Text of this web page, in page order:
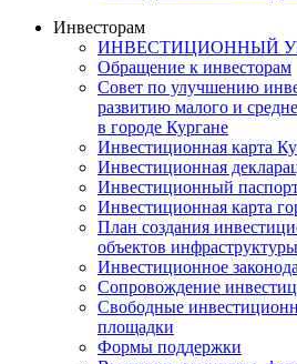
Инвесторам
ИНВЕСТИЦИОННЫЙ
Обращение к инвесторам
Совет по улучшению
развитию малого и
в городе Кургане
Инвестиционная карта
Инвестиционная
Инвестиционный
Инвестиционная карта
План создания
объектов инфраструктуры
Инвестиционное
Сопровождение
Свободные
площадки
Формы поддержки